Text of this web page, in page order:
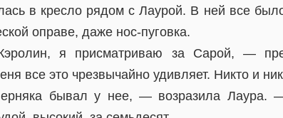
в кресло рядом с Лаурой. В ней все
оправе, даже нос-пуговка.
я присматриваю за Сарой, —
все это чрезвычайно удивляет. Никто и
бывал у нее, — возразила Лаура.